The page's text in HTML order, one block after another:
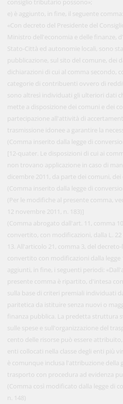
consiglio tributario possono»;
e) è aggiunto, in fine, il seguente comma:
«Con decreto del Presidente del
Ministro dell'economia e delle finanze,
Stato-Città ed autonomie locali, sono
pubblicazione, sul sito del comune, dei
dichiarazioni di cui al comma secondo,
categorie di contribuenti ovvero di
sono altresì individuati gli ulteriori dati
mette a disposizione dei comuni e dei
partecipazione all'attività di
trasmissione idonee a garantire la
(Comma inserito dalla legge di
[12-quater. Le disposizioni di cui ai
non trovano applicazione in caso di
dicembre 2011, da parte dei comuni,
(Comma inserito dalla legge di
(Per le modifiche al presente comma,
12 novembre 2011, n. 183)]
(Comma abrogato dall'art. 11, comma
convertito, con modificazioni, dalla L. 22
13. All'articolo 21, comma 3, del
convertito con modificazioni dalla legge
aggiunti, in fine, i seguenti periodi:
presente comma è ripartito, d'intesa
sulla base di criteri premiali individuati
paritetica da istituire senza nuovi o
finanza pubblica. La predetta struttura
sulle spese e sull'organizzazione del
cento delle risorse può essere
enti collocati nella classe degli enti più
è comunque inclusa l'attribuzione della
trasporto con procedura ad evidenza
(Comma così modificato dalla legge di
n. 148)